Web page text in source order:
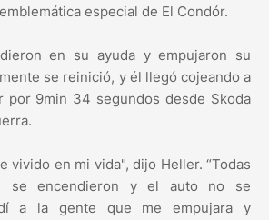
especial de El Condór.
en su ayuda y empujaron su
se reinició, y él llegó cojeando a
por 9min 34 segundos desde Skoda
vivido en mi vida", dijo Heller. “Todas
se encendieron y el auto no se
a la gente que me empujara y